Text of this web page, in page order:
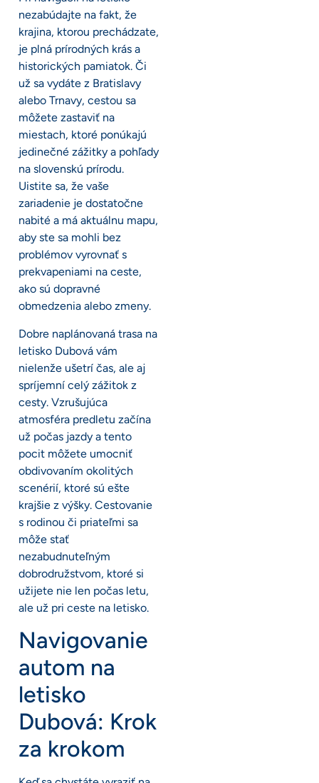
nezabúdajte na fakt, že
krajina, ktorou prechádzate,
je plná prírodných krás a
historických pamiatok. Či
už sa vydáte z Bratislavy
alebo Trnavy, cestou sa
môžete zastaviť na
miestach, ktoré ponúkajú
jedinečné zážitky a pohľady
na slovenskú prírodu.
Uistite sa, že vaše
zariadenie je dostatočne
nabité a má aktuálnu mapu,
aby ste sa mohli bez
problémov vyrovnať s
prekvapeniami na ceste,
ako sú dopravné
obmedzenia alebo zmeny.
Dobre naplánovaná trasa na
letisko Dubová vám
nielenže ušetrí čas, ale aj
spríjemní celý zážitok z
cesty. Vzrušujúca
atmosféra predletu začína
už počas jazdy a tento
pocit môžete umocniť
obdivovaním okolitých
scenérií, ktoré sú ešte
krajšie z výšky. Cestovanie
s rodinou či priateľmi sa
môže stať
nezabudnuteľným
dobrodružstvom, ktoré si
užijete nie len počas letu,
ale už pri ceste na letisko.
Navigovanie
autom na
letisko
Dubová: Krok
za krokom